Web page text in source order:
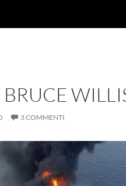
3 COMMENTI